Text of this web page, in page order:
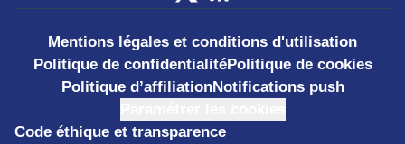
Mentions légales et conditions d'utilisation
Politique de confidentialitéPolitique de cookies
Politique d’affiliationNotifications push
Code éthique et transparence